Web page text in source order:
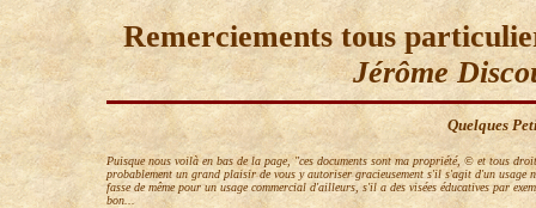
Remerciements tous
Jérôme
Quelques
Puisque nous voilà en bas de la page, "ces documents sont ma propriété, © et tous
probablement un grand plaisir de vous y autoriser gracieusement s'il s'agit d'un
fasse de même pour un usage commercial d'ailleurs, s'il a des visées éducatives par
bon...